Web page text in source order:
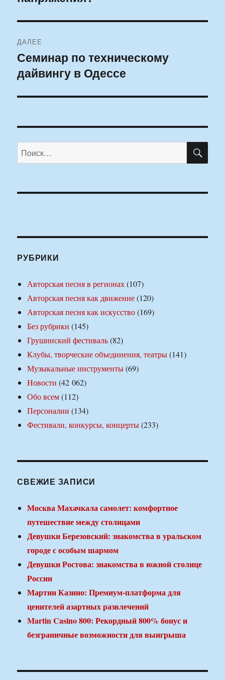
ДАЛЕЕ
Следующая
запись:
Семинар по техническому
дайвингу в Одессе
Искать:
РУБРИКИ
Авторская песня в регионах(107)
Авторская песня как движение(120)
Авторская песня как искусство(169)
Без рубрики (145)
Грушинский фестиваль(82)
Клубы, творческие объединения, театры(141)
Музыкальные инструменты(69)
Новости (42 062)
Обо всем(112)
Персоналии (134)
Фестивали, конкурсы, концерты(233)
СВЕЖИЕ ЗАПИСИ
Москва Махачкала самолет: комфортное
путешествие между столицами
Девушки Березовский: знакомства в уральском
городе с особым шармом
Девушки Ростова: знакомства в южной столице
России
Мартин Казино: Премиум-платформа для
ценителей азартных развлечений
Martin Casino 800: Рекордный 800% бонус и
безграничные возможности для выигрыша